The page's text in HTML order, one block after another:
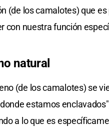
(de los camalotes) que
con nuestra función
natural
(de los camalotes) se
estamos
a lo que es